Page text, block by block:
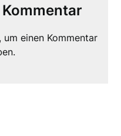
um einen Kommentar